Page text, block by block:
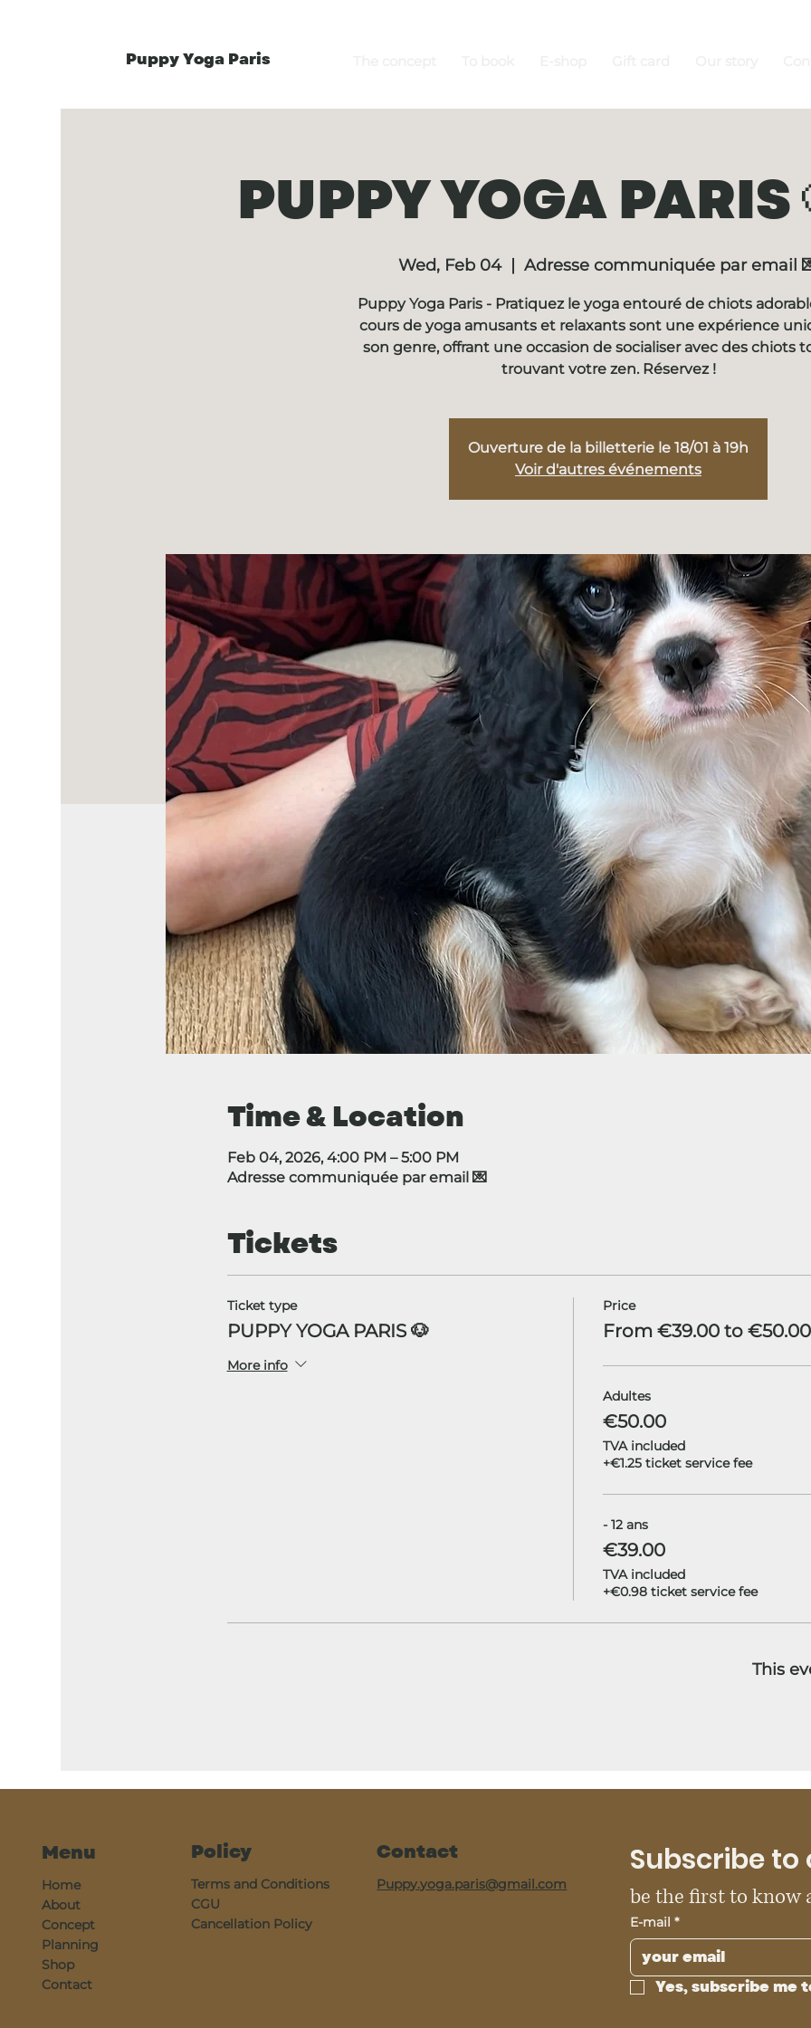
Puppy Yoga Paris
PUPPY YOGA PARIS
Wed, Feb 04
  |
Adresse communiquée par email
Puppy Yoga Paris - Pratiquez le yoga entouré de chiots
cours de yoga amusants et relaxants sont une expérience
son genre, offrant une occasion de socialiser avec des chiots
trouvant votre zen. Réservez !
Ouverture de la billetterie le 18/01 à 19h
Voir d'autres événements
Time & Location
Feb 04, 2026, 4:00 PM – 5:00 PM
Adresse communiquée par email 💌
Tickets
Ticket type
PUPPY YOGA PARIS 🐶
More info
Price
From €39.00 to €50.00
Adultes
€50.00
TVA included
+€1.25 ticket service fee
- 12 ans
€39.00
TVA included
+€0.98 ticket service fee
This
Menu
Home
About
Concept
Planning
Shop
Contact
Policy
Terms and Conditions
CGU
Cancellation Policy
Contact
Puppy.yoga.paris@gmail.com
Subscribe
be the first to know
E-mail *
Yes, subscribe me